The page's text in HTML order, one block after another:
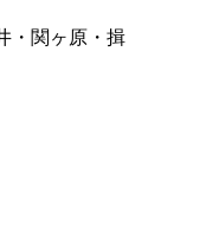
・関ヶ原・揖